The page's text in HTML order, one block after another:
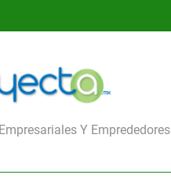
Y Emprededores